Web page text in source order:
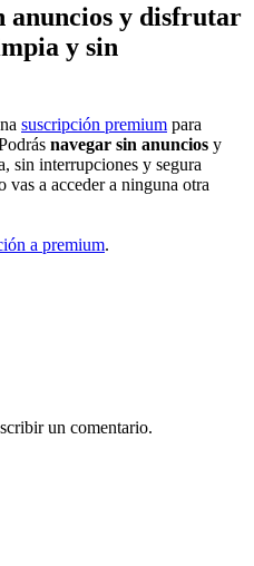
anuncios y disfrutar
y sin
suscripción premium para
navegar sin anuncios y
sin interrupciones y segura
vas a acceder a ninguna otra
a premium.
un comentario.